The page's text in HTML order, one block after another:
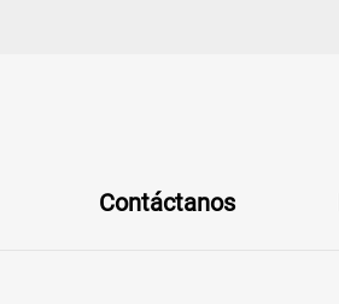
Contáctanos